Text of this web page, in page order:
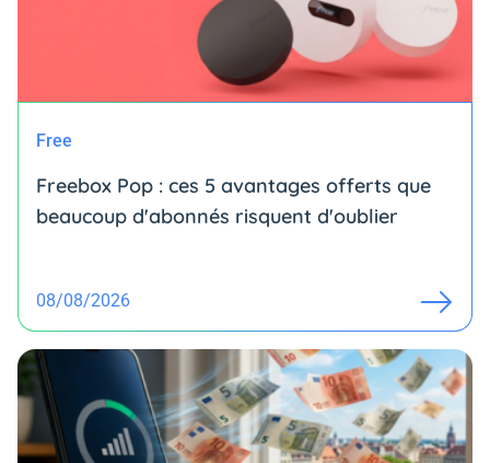
Free
Freebox Pop : ces 5 avantages offerts que
beaucoup d'abonnés risquent d'oublier
08/08/2026